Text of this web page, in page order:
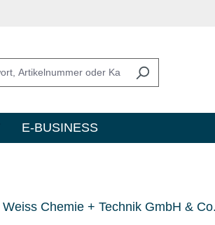
E-BUSINESS
Weiss Chemie + Technik GmbH &